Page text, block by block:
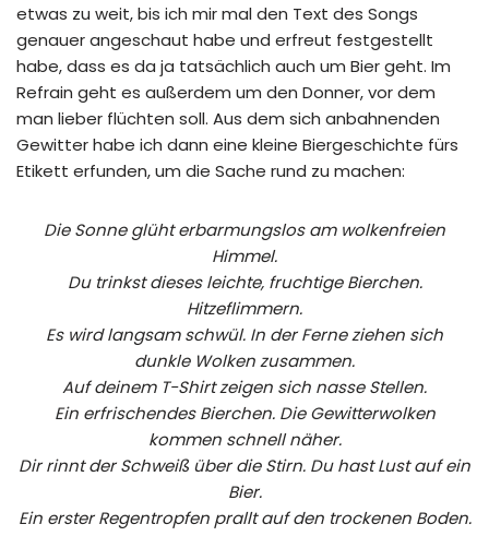
etwas zu weit, bis ich mir mal den Text des Songs
genauer angeschaut habe und erfreut festgestellt
habe, dass es da ja tatsächlich auch um Bier geht. Im
Refrain geht es außerdem um den Donner, vor dem
man lieber flüchten soll. Aus dem sich anbahnenden
Gewitter habe ich dann eine kleine Biergeschichte fürs
Etikett erfunden, um die Sache rund zu machen:
Die Sonne glüht erbarmungslos am wolkenfreien
Himmel.
Du trinkst dieses leichte, fruchtige Bierchen.
Hitzeflimmern.
Es wird langsam schwül. In der Ferne ziehen sich
dunkle Wolken zusammen.
Auf deinem T-Shirt zeigen sich nasse Stellen.
Ein erfrischendes Bierchen. Die Gewitterwolken
kommen schnell näher.
Dir rinnt der Schweiß über die Stirn. Du hast Lust auf ein
Bier.
Ein erster Regentropfen prallt auf den trockenen Boden.